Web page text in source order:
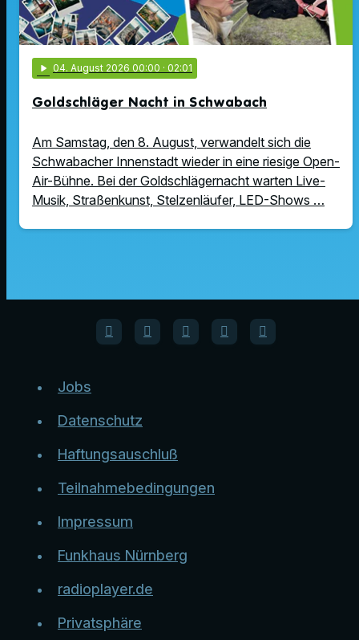
play_arrow 04. August 2026 00:00 · 02:01
Goldschläger Nacht in Schwabach
Am Samstag, den 8. August, verwandelt sich die
Schwabacher Innenstadt wieder in eine riesige Open-
Air-Bühne. Bei der Goldschlägernacht warten Live-
Musik, Straßenkunst, Stelzenläufer, LED-Shows …
Jobs
Datenschutz
Haftungsauschluß
Teilnahmebedingungen
Impressum
Funkhaus Nürnberg
radioplayer.de
Privatsphäre